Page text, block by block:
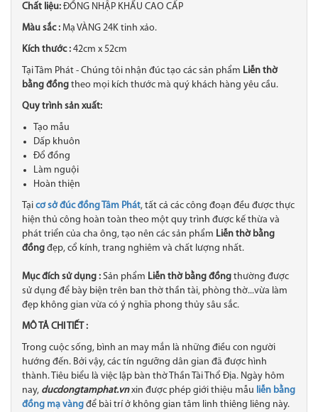
Chất liệu: ĐỒNG NHẬP KHẨU CAO CẤP
Màu sắc : Mạ VÀNG 24K tinh xảo.
Kích thước : 42cm x 52cm
Tại Tâm Phát - Chúng tôi nhận đúc tạo các sản phẩm Liễn thờ
bằng đồng theo mọi kích thước mà quý khách hàng yêu cầu.
Quy trình sản xuất:
Tạo mẫu
Dấp khuôn
Đổ đồng
Làm nguội
Hoàn thiện
Tại cơ sở đúc đồng Tâm Phát, tất cả các công đoạn đều được thực
hiện thủ công hoàn toàn theo một quy trình được kế thừa và
phát triển của cha ông, tạo nên các sản phẩm Liễn thờ bằng
đồng đẹp, cổ kính, trang nghiêm và chất lượng nhất.
Mục đích sử dụng : Sản phẩm Liễn thờ bằng đồng thường được
sử dụng để bày biện trên ban thờ thần tài, phòng thờ...vừa làm
đẹp không gian vừa có ý nghĩa phong thủy sâu sắc.
MÔ TẢ CHI TIẾT :
Trong cuộc sống, bình an may mắn là những điều con người
hướng đến. Bởi vậy, các tín ngưỡng dân gian đã được hình
thành. Tiêu biểu là việc lập bàn thờ Thần Tài Thổ Địa. Ngày hôm
nay, ducdongtamphat.vnxin được phép giới thiệu mẫu liễn bằng
đồng mạ vàng để bài trí ở không gian tâm linh thiêng liêng này.